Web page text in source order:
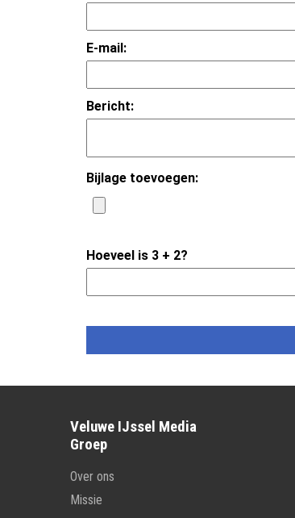
Veluwe IJssel Media
Groep
Over ons
Missie